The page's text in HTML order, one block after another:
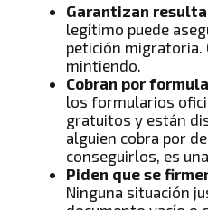
Garantizan
legítimo puede
petición migratoria.
mintiendo.
Cobran por
los formularios
gratuitos y están
alguien cobra por
conseguirlos, es
Piden que se
Ninguna situación